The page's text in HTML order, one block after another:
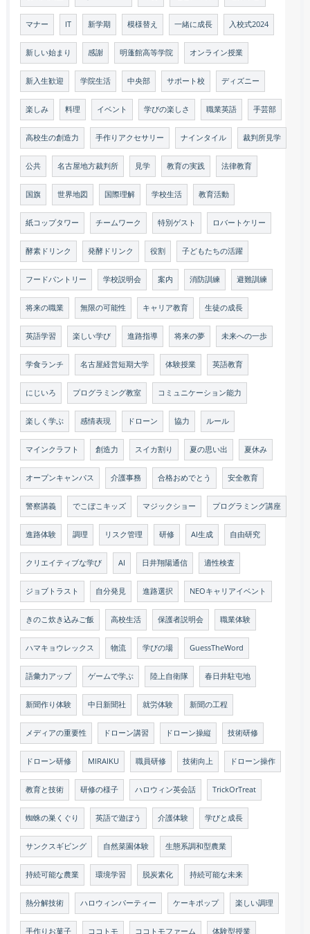
マナー IT 新学期 模様替え 一緒に成長 入校式2024
新しい始まり 感謝 明蓬館高等学院 オンライン授業
新入生歓迎 学院生活 中央部 サポート校 ディズニー
楽しみ 料理 イベント 学びの楽しさ 職業英語 手芸部
高校生の創造力 手作りアクセサリー ナインタイル 裁判所見学
公共 名古屋地方裁判所 見学 教育の実践 法律教育
国旗 世界地図 国際理解 学校生活 教育活動
紙コップタワー チームワーク 特別ゲスト ロバートケリー
酵素ドリンク 発酵ドリンク 役割 子どもたちの活躍
フードパントリー 学校説明会 案内 消防訓練 避難訓練
将来の職業 無限の可能性 キャリア教育 生徒の成長
英語学習 楽しい学び 進路指導 将来の夢 未来への一歩
学食ランチ 名古屋経営短期大学 体験授業 英語教育
にじいろ プログラミング教室 コミュニケーション能力
楽しく学ぶ 感情表現 ドローン 協力 ルール
マインクラフト 創造力 スイカ割り 夏の思い出 夏休み
オープンキャンパス 介護事務 合格おめでとう 安全教育
警察講義 でこぼこキッズ マジックショー プログラミング講座
進路体験 調理 リスク管理 研修 AI生成 自由研究
クリエイティブな学び AI 日井翔陽通信 適性検査
ジョブトラスト 自分発見 進路選択 NEOキャリアイベント
きのこ炊き込みご飯 高校生活 保護者説明会 職業体験
ハマキョウレックス 物流 学びの場 GuessTheWord
語彙力アップ ゲームで学ぶ 陸上自衛隊 春日井駐屯地
新聞作り体験 中日新聞社 就労体験 新聞の工程
メディアの重要性 ドローン講習 ドローン操縦 技術研修
ドローン研修 MIRAIKU 職員研修 技術向上 ドローン操作
教育と技術 研修の様子 ハロウィン英会話 TrickOrTreat
蜘蛛の巣くぐり 英語で遊ぼう 介護体験 学びと成長
サンクスギビング 自然菜園体験 生態系調和型農業
持続可能な農業 環境学習 脱炭素化 持続可能な未来
熱分解技術 ハロウィンパーティー ケーキポップ 楽しい調理
手作りお菓子 ココトモ ココトモファーム 体験型授業